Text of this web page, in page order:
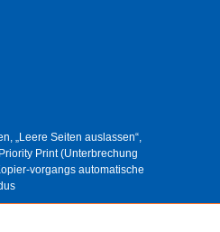
„Leere Seiten auslassen“,
Print (Unterbrechung
vorgangs automatische